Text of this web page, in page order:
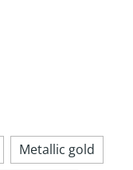
Metallic gold